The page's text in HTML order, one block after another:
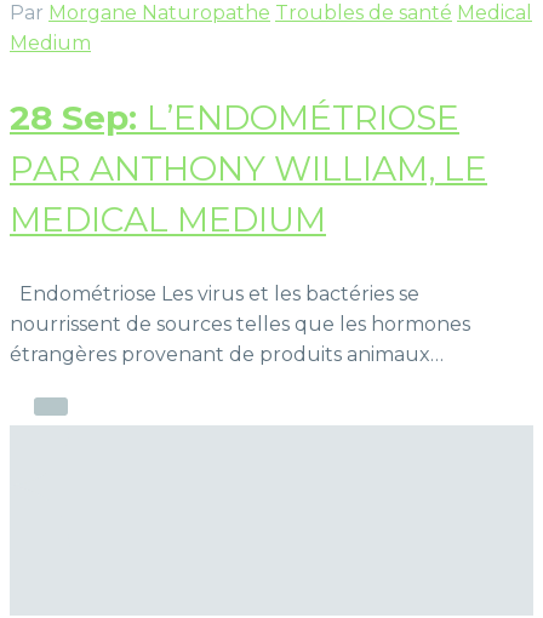
Par Morgane Naturopathe Troubles de santé Medical
Medium
28 Sep: L’ENDOMÉTRIOSE
PAR ANTHONY WILLIAM, LE
MEDICAL MEDIUM
Endométriose Les virus et les bactéries se
nourrissent de sources telles que les hormones
étrangères provenant de produits animaux…